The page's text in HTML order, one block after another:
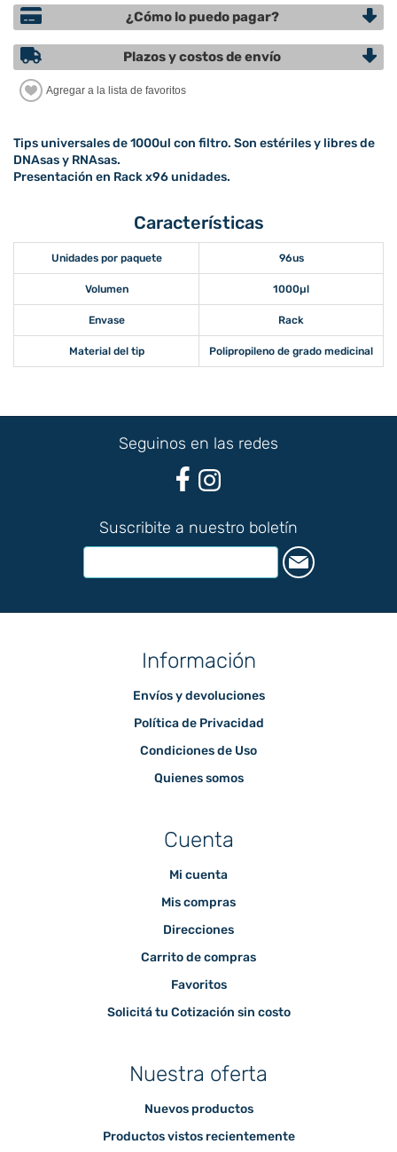
¿Cómo lo puedo pagar?
Plazos y costos de envío
Tips universales de 1000ul con filtro. Son estériles y libres de
DNAsas y RNAsas.
Presentación en Rack x96 unidades.
Características
Unidades por paquete 96us
Volumen 1000µl
Envase Rack
Material del tip Polipropileno de grado medicinal
Seguinos en las redes
Suscribite a nuestro boletín
Información
Envíos y devoluciones
Política de Privacidad
Condiciones de Uso
Quienes somos
Cuenta
Mi cuenta
Mis compras
Direcciones
Carrito de compras
Favoritos
Solicitá tu Cotización sin costo
Nuestra oferta
Nuevos productos
Productos vistos recientemente